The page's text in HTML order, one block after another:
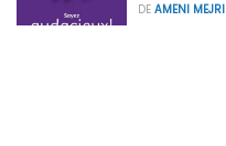
DE AMENI MEJRI